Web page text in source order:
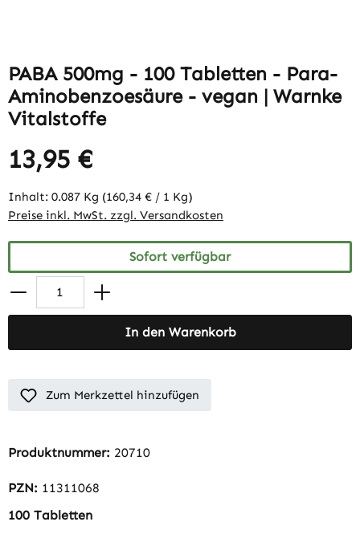
PABA 500mg - 100 Tabletten - Para-
Aminobenzoesäure - vegan | Warnke
Vitalstoffe
13,95 €
Inhalt: 0.087 Kg (160,34 € / 1 Kg)
Preise inkl. MwSt. zzgl. Versandkosten
Sofort verfügbar
In den Warenkorb
Zum Merkzettel hinzufügen
Produktnummer: 20710
PZN: 11311068
100 Tabletten